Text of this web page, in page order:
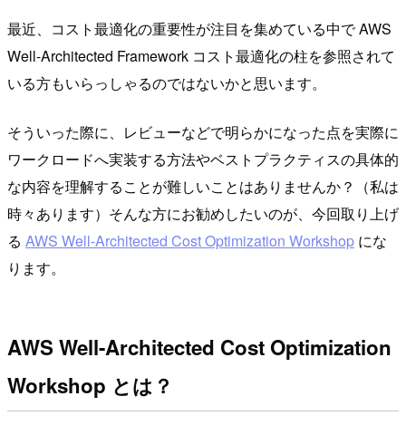
最近、コスト最適化の重要性が注目を集めている中で AWS
Well-Architected Framework コスト最適化の柱を参照されて
いる方もいらっしゃるのではないかと思います。
そういった際に、レビューなどで明らかになった点を実際に
ワークロードへ実装する方法やベストプラクティスの具体的
な内容を理解することが難しいことはありませんか？（私は
時々あります）そんな方にお勧めしたいのが、今回取り上げ
る AWS Well-Architected Cost Optimization Workshop にな
ります。
AWS Well-Architected Cost Optimization
Workshop とは？